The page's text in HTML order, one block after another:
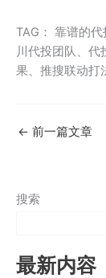
TAG： 靠谱的
川代投团队、代
果、推搜联动打
← 前一篇文章
搜索
最新内容